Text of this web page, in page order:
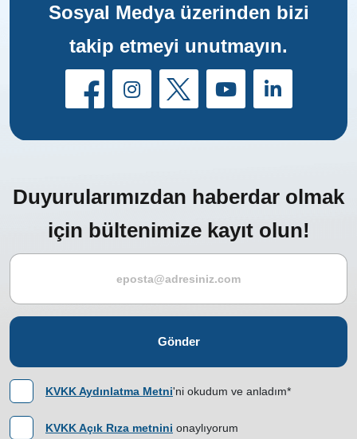
Sosyal Medya üzerinden bizi
takip etmeyi unutmayın.
Duyurularımızdan haberdar olmak
için bültenimize kayıt olun!
Gönder
KVKK Aydınlatma Metni'ni okudum ve anladım*
KVKK Açık Rıza metnini onaylıyorum